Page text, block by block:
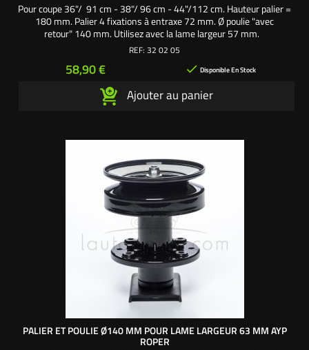
Pour coupe 36"/ 91 cm - 38"/ 96 cm - 44"/112 cm. Hauteur palier =
180 mm. Palier 4 fixations à entraxe 72 mm. Ø poulie "avec
retour" 140 mm. Utilisez avec la lame largeur 57 mm.
REF: 32 02 05
Prix
58,90 €  Disponible En Stock
Ajouter au panier
PALIER ET POULIE Ø140 MM POUR LAME LARGEUR 63 MM AYP
ROPER